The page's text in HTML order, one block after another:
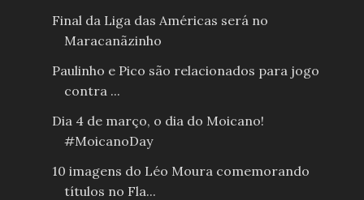
Final da Liga das Américas será no
Maracanãzinho
Paulinho e Pico são relacionados para jogo
contra ...
Dia 4 de março, o dia do Moicano!
#MoicanoDay
10 imagens do Léo Moura comemorando
títulos no Fla...